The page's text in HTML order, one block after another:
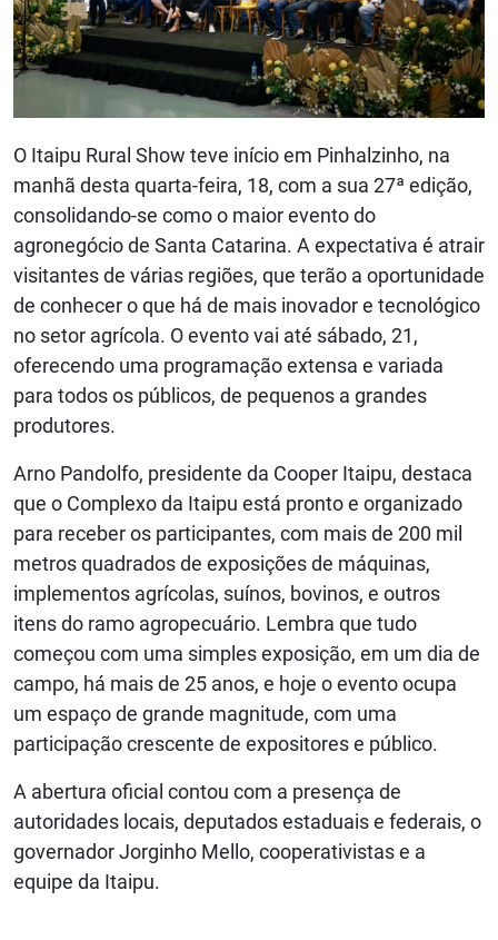
O Itaipu Rural Show teve início em Pinhalzinho, na
manhã desta quarta-feira, 18, com a sua 27ª edição,
consolidando-se como o maior evento do
agronegócio de Santa Catarina. A expectativa é atrair
visitantes de várias regiões, que terão a oportunidade
de conhecer o que há de mais inovador e tecnológico
no setor agrícola. O evento vai até sábado, 21,
oferecendo uma programação extensa e variada
para todos os públicos, de pequenos a grandes
produtores.
Arno Pandolfo, presidente da Cooper Itaipu, destaca
que o Complexo da Itaipu está pronto e organizado
para receber os participantes, com mais de 200 mil
metros quadrados de exposições de máquinas,
implementos agrícolas, suínos, bovinos, e outros
itens do ramo agropecuário. Lembra que tudo
começou com uma simples exposição, em um dia de
campo, há mais de 25 anos, e hoje o evento ocupa
um espaço de grande magnitude, com uma
participação crescente de expositores e público.
A abertura oficial contou com a presença de
autoridades locais, deputados estaduais e federais, o
governador Jorginho Mello, cooperativistas e a
equipe da Itaipu.